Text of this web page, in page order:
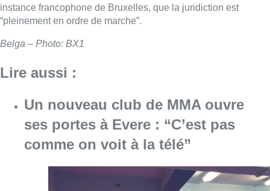
instance francophone de Bruxelles, que la juridiction est
“pleinement en ordre de marche”.
Belga – Photo: BX1
Lire aussi :
Un nouveau club de MMA ouvre
ses portes à Evere : “C’est pas
comme on voit à la télé”